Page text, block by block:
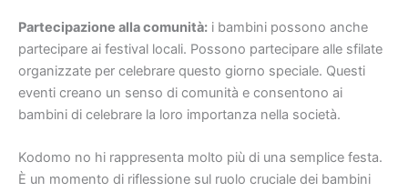
Partecipazione alla comunità: i bambini possono anche
partecipare ai festival locali. Possono partecipare alle sfilate
organizzate per celebrare questo giorno speciale. Questi
eventi creano un senso di comunità e consentono ai
bambini di celebrare la loro importanza nella società.
Kodomo no hi rappresenta molto più di una semplice festa.
È un momento di riflessione sul ruolo cruciale dei bambini